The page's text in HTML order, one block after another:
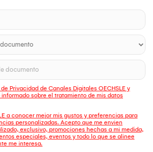
Privacidad de Canales Digitales OECHSLE y
sobre el tratamiento de mis datos
a conocer mejor mis gustos y preferencias para
personalizadas. Acepto que me envien
exclusivo, promociones hechas a mi medida,
especiales, eventos y todo lo que se alinee
me interesa.